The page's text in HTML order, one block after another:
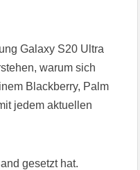
Galaxy S20 Ultra
warum sich
Blackberry, Palm
jedem aktuellen
gesetzt hat.